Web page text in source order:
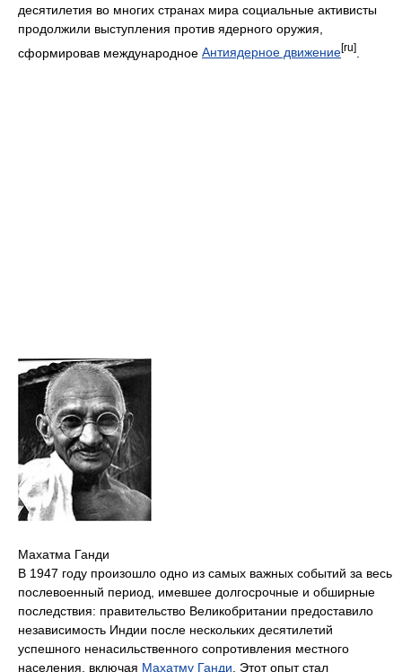
десятилетия во многих странах мира социальные активисты
продолжили выступления против ядерного оружия,
сформировав международное Антиядерное движение[ru]
Махатма Ганди
В 1947 году произошло одно из самых важных событий за весь
послевоенный период, имевшее долгосрочные и обширные
последствия: правительство Великобритании предоставило
независимость Индии после нескольких десятилетий
успешного ненасильственного сопротивления местного
населения, включая Махатму Ганди . Этот опыт стал